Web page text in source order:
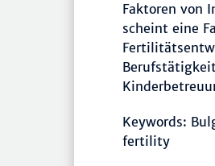
Faktoren von
scheint eine
Keywords:
fertility